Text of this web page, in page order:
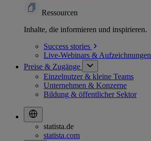
Ressourcen
Inhalte, die informieren und inspirieren.
Success stories
Live-Webinars & Aufzeichnungen
Preise & Zugänge
Einzelnutzer & kleine Teams
Unternehmen & Konzerne
Bildung & öffentlicher Sektor
statista.de
statista.com